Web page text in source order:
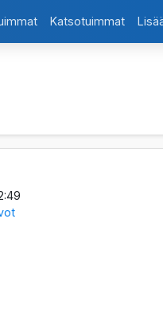
Katsotuimmat